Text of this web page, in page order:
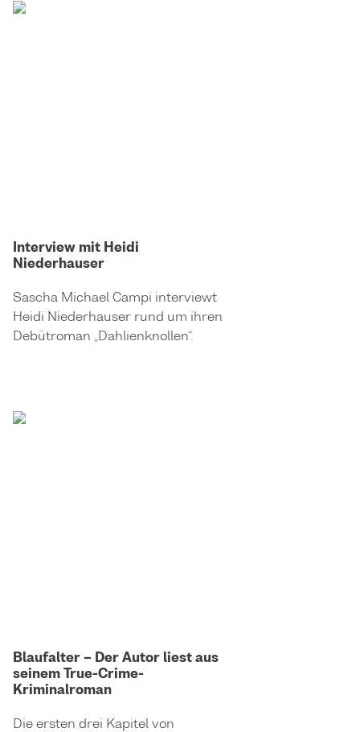
Interview mit Heidi
Niederhauser
Sascha Michael Campi interviewt
Heidi Niederhauser rund um ihren
Debütroman „Dahlienknollen“.
Blaufalter – Der Autor liest aus
seinem True-Crime-
Kriminalroman
Die ersten drei Kapitel von